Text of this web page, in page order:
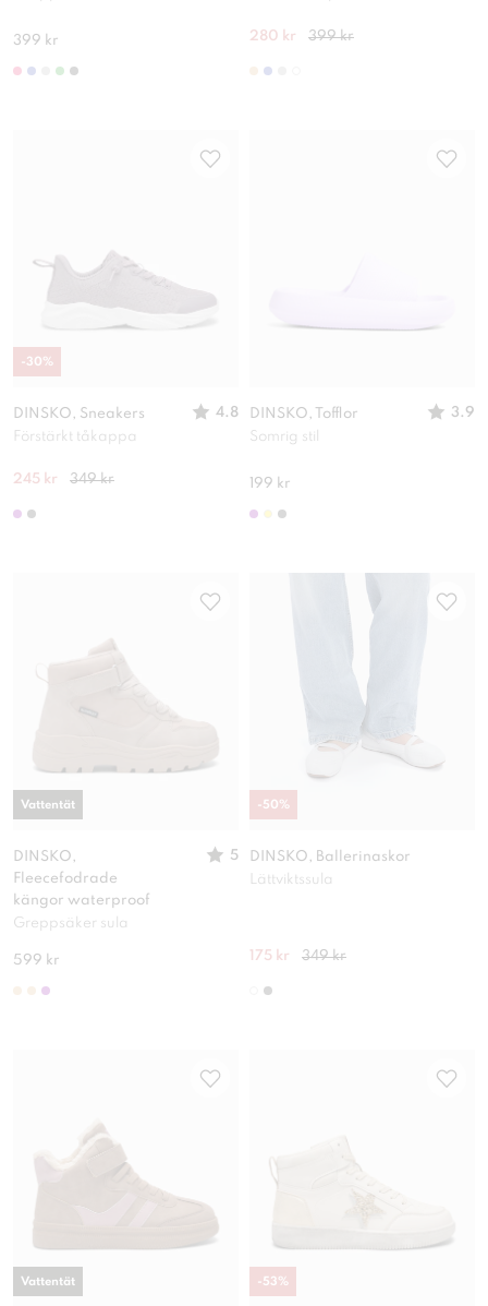
399 kr 280 kr 399 kr
DINSKO, Sneakers
4.8
Förstärkt tåkappa
245 kr 349 kr
-30%
DINSKO, Tofflor
3.9
Somrig stil
199 kr
DINSKO,
Fleecefodrade
kängor waterproof
5
Greppsäker sula
599 kr
Vattentät
DINSKO, Ballerinaskor
Lättviktssula
175 kr 349 kr
-50%
Vattentät -53%